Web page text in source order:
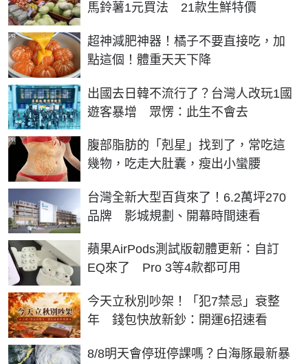
馬鈴薯1元買法 21款生鮮特價
超神減肥神器！橘子不要直接吃，加
點這個！體重天天下降
PR
出國去日韓不流行了？台灣人改玩1國
遊客暴增 眾愣：此生不會去
腹部脂肪的「剋星」找到了，常吃這
幾物，吃走大肚囊，瘦出小蠻腰
PR
台灣全新大型百貨來了！6.2萬坪270
品牌 影城規劃、開幕時間速看
蘋果AirPods測試版韌體更新：自訂
EQ來了 Pro 3等4款都可用
今天立秋別吵架！「犯7禁忌」衰整
年 錢包快放新鈔：開運6招速看
8/8明天會停班停課嗎？白海豚最新暴